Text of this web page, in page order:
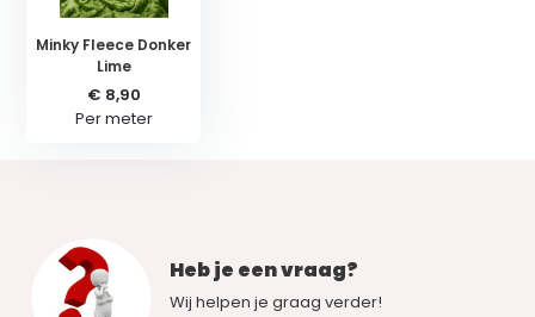
Minky Fleece Donker
Lime
€ 8,90
Per meter
Heb je een vraag?
Wij helpen je graag verder!